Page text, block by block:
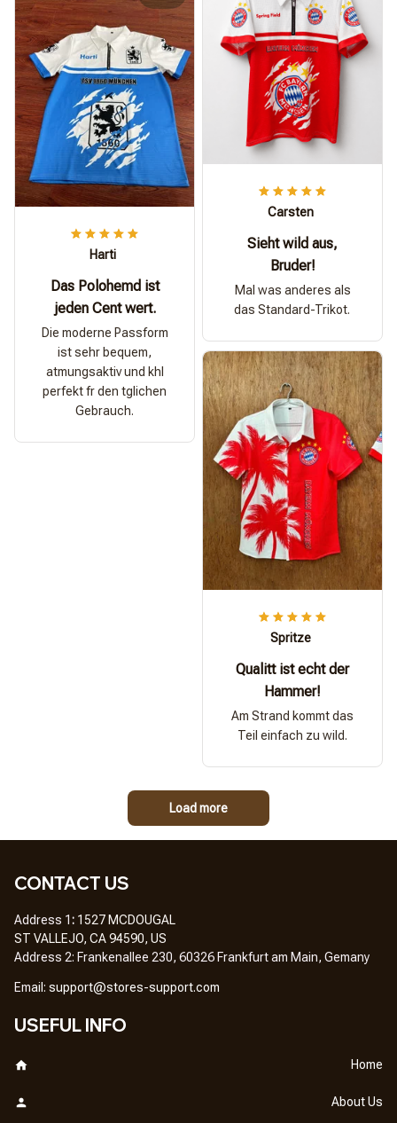
Carsten
Sieht wild aus,
Bruder!
Mal was anderes als
das Standard-Trikot.
Harti
Das Polohemd ist
jeden Cent wert.
Die moderne Passform
ist sehr bequem,
atmungsaktiv und khl
perfekt fr den tglichen
Gebrauch.
Spritze
Qualitt ist echt der
Hammer!
Am Strand kommt das
Teil einfach zu wild.
Load more
CONTACT US
Address 1: 1527 MCDOUGAL
ST VALLEJO, CA 94590, US
Address 2: Frankenallee 230, 60326 Frankfurt am Main, Gemany
Email: support@stores-support.com
USEFUL INFO
Home
About Us